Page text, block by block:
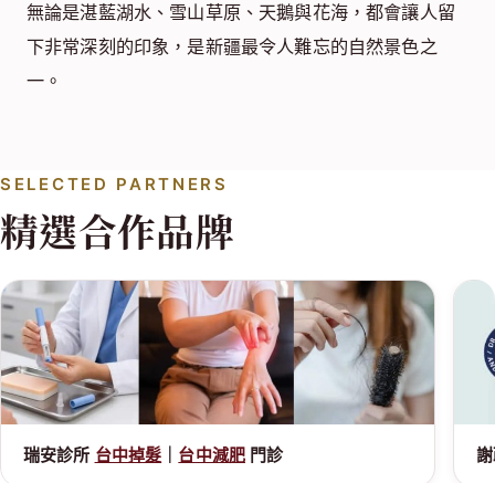
無論是湛藍湖水、雪山草原、天鵝與花海，都會讓人留
下非常深刻的印象，是新疆最令人難忘的自然景色之
一。
SELECTED PARTNERS
精選合作品牌
瑞安診所 台中掉髮 台中減肥 門診